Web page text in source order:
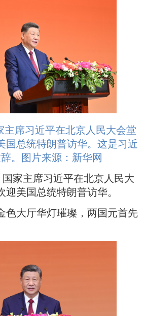
主席习近平在北京人民大会堂
国总统特朗普访华。这是习近
。图片来源：新华网
主席习近平在北京人民大
迎美国总统特朗普访华。
大厅华灯璀璨，两国元首先